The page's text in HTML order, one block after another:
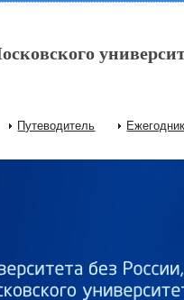
Путеводитель